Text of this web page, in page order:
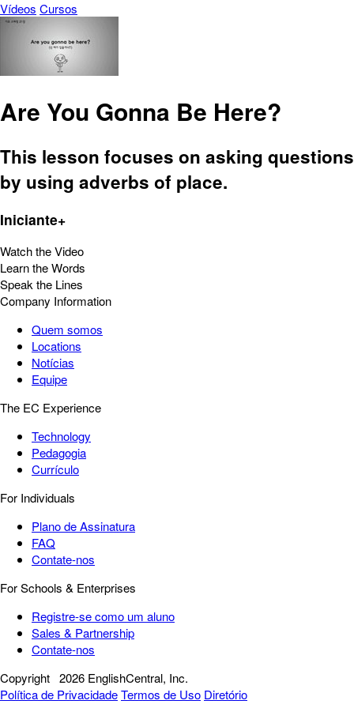
Vídeos Cursos
Are You Gonna Be Here?
This lesson focuses on asking questions
by using adverbs of place.
Iniciante+
Watch the Video
Learn the Words
Speak the Lines
Company Information
Quem somos
Locations
Notícias
Equipe
The EC Experience
Technology
Pedagogia
Currículo
For Individuals
Plano de Assinatura
FAQ
Contate-nos
For Schools & Enterprises
Registre-se como um aluno
Sales & Partnership
Contate-nos
Copyright 2026 EnglishCentral, Inc.
Política de PrivacidadeTermos de Uso Diretório